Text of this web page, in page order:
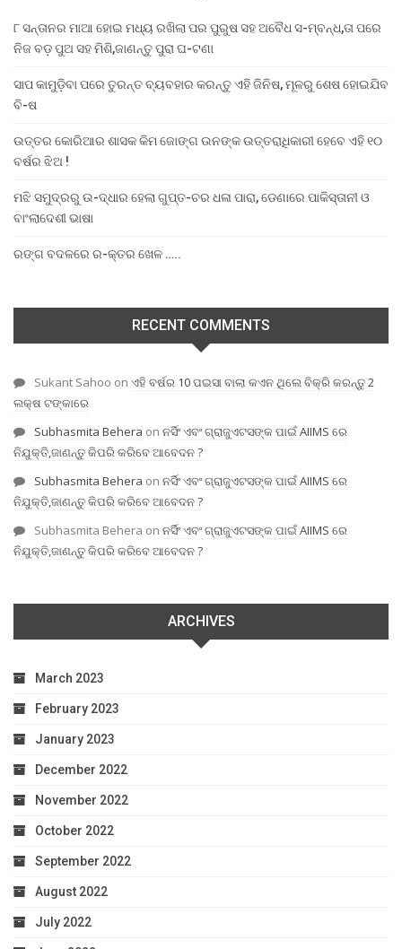
୮ ସନ୍ତାନର ମାଆ ହୋଇ ମଧ୍ୟ ରଖିଲା ପର ପୁରୁଷ ସହ ଅବୈଧ ସ-ମ୍ବନ୍ଧ,ତା ପରେ
ନିଜ ବଡ଼ ପୁଅ ସହ ମିଶି,ଜାଣନ୍ତୁ ପୁରା ଘ-ଟଣା
ସାପ କାମୁଡ଼ିବା ପରେ ତୁରନ୍ତ ବ୍ୟବହାର କରନ୍ତୁ ଏହି ଜିନିଷ, ମୂଳରୁ ଶେଷ ହୋଇଯିବ
ବି-ଷ
ଉତ୍ତର କୋରିଆର ଶାସକ କିମ ଜୋଙ୍ଗ ଉନଙ୍କ ଉତ୍ତରାଧିକାରୀ ହେବେ ଏହି ୧୦
ବର୍ଷର ଝିଅ !
ମଝି ସମୁଦ୍ରରୁ ଉ-ଦ୍ଧାର ହେଲା ଗୁପ୍ତ-ଚର ଧଳା ପାରା, ଡେଣାରେ ପାକିସ୍ତାନୀ ଓ
ବାଂଲାଦେଶୀ ଭାଷା
ରଙ୍ଗ ବଦଳରେ ର-କ୍ତର ଖେଳ …..
RECENT COMMENTS
Sukant Sahoo on ଏହି ବର୍ଷର 10 ପଇସା ବାଲା କଏନ ଥିଲେ ବିକ୍ରି କରନ୍ତୁ 2
ଲକ୍ଷ ଟଙ୍କାରେ
Subhasmita Behera on ନର୍ସିଂ ଏବଂ ଗ୍ରାଜୁଏଟସଙ୍କ ପାଇଁ AIIMS ରେ
ନିଯୁକ୍ତି,ଜାଣନ୍ତୁ କିପରି କରିବେ ଆବେଦନ ?
Subhasmita Behera on ନର୍ସିଂ ଏବଂ ଗ୍ରାଜୁଏଟସଙ୍କ ପାଇଁ AIIMS ରେ
ନିଯୁକ୍ତି,ଜାଣନ୍ତୁ କିପରି କରିବେ ଆବେଦନ ?
Subhasmita Behera on ନର୍ସିଂ ଏବଂ ଗ୍ରାଜୁଏଟସଙ୍କ ପାଇଁ AIIMS ରେ
ନିଯୁକ୍ତି,ଜାଣନ୍ତୁ କିପରି କରିବେ ଆବେଦନ ?
ARCHIVES
March 2023
February 2023
January 2023
December 2022
November 2022
October 2022
September 2022
August 2022
July 2022